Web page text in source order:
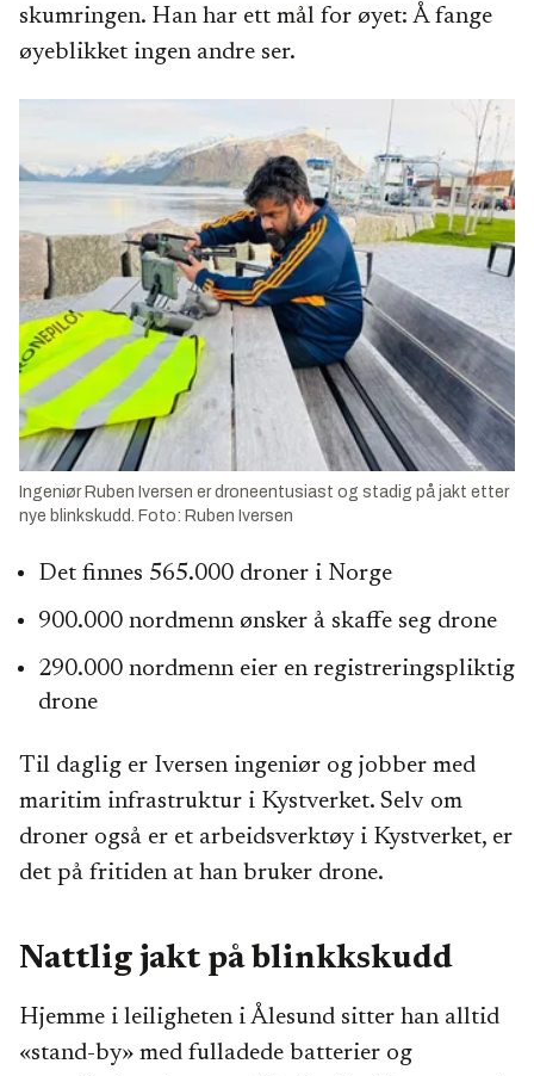
skumringen. Han har ett mål for øyet: Å fange
øyeblikket ingen andre ser.
Ingeniør Ruben Iversen er droneentusiast og stadig på jakt etter
nye blinkskudd. Foto: Ruben Iversen
Det finnes 565.000 droner i Norge
900.000 nordmenn ønsker å skaffe seg drone
290.000 nordmenn eier en registreringspliktig
drone
Til daglig er Iversen ingeniør og jobber med
maritim infrastruktur i Kystverket. Selv om
droner også er et arbeidsverktøy i Kystverket, er
det på fritiden at han bruker drone.
Nattlig jakt på blinkkskudd
Hjemme i leiligheten i Ålesund sitter han alltid
«stand-by» med fulladede batterier og